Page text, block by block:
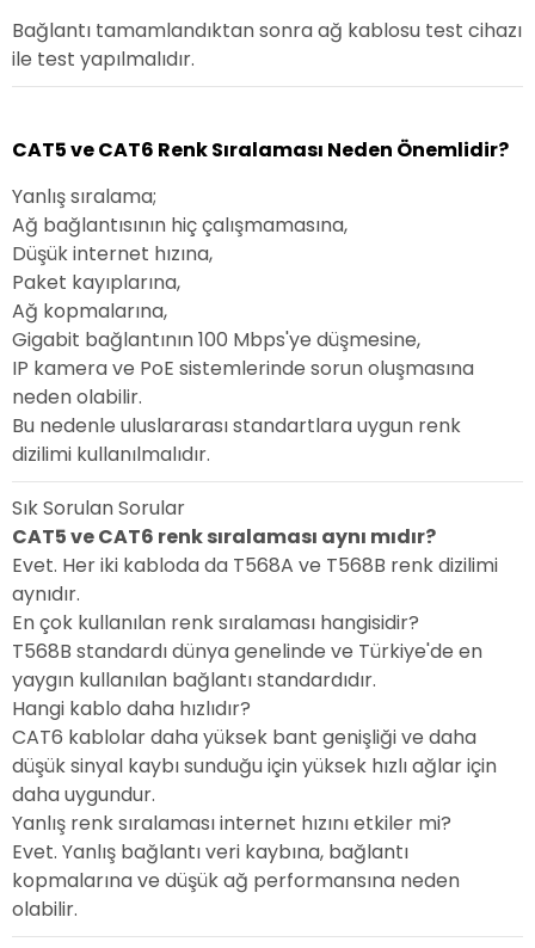
Bağlantı tamamlandıktan sonra ağ kablosu test cihazı
ile test yapılmalıdır.
CAT5 ve CAT6 Renk Sıralaması Neden Önemlidir?
Yanlış sıralama;
Ağ bağlantısının hiç çalışmamasına,
Düşük internet hızına,
Paket kayıplarına,
Ağ kopmalarına,
Gigabit bağlantının 100 Mbps'ye düşmesine,
IP kamera ve PoE sistemlerinde sorun oluşmasına
neden olabilir.
Bu nedenle uluslararası standartlara uygun renk
dizilimi kullanılmalıdır.
Sık Sorulan Sorular
CAT5 ve CAT6 renk sıralaması aynı mıdır?
Evet. Her iki kabloda da T568A ve T568B renk dizilimi
aynıdır.
En çok kullanılan renk sıralaması hangisidir?
T568B standardı dünya genelinde ve Türkiye'de en
yaygın kullanılan bağlantı standardıdır.
Hangi kablo daha hızlıdır?
CAT6 kablolar daha yüksek bant genişliği ve daha
düşük sinyal kaybı sunduğu için yüksek hızlı ağlar için
daha uygundur.
Yanlış renk sıralaması internet hızını etkiler mi?
Evet. Yanlış bağlantı veri kaybına, bağlantı
kopmalarına ve düşük ağ performansına neden
olabilir.